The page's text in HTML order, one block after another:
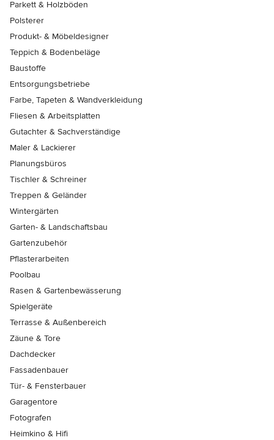
Parkett & Holzböden
Polsterer
Produkt- & Möbeldesigner
Teppich & Bodenbeläge
Baustoffe
Entsorgungsbetriebe
Farbe, Tapeten & Wandverkleidung
Fliesen & Arbeitsplatten
Gutachter & Sachverständige
Maler & Lackierer
Planungsbüros
Tischler & Schreiner
Treppen & Geländer
Wintergärten
Garten- & Landschaftsbau
Gartenzubehör
Pflasterarbeiten
Poolbau
Rasen & Gartenbewässerung
Spielgeräte
Terrasse & Außenbereich
Zäune & Tore
Dachdecker
Fassadenbauer
Tür- & Fensterbauer
Garagentore
Fotografen
Heimkino & Hifi